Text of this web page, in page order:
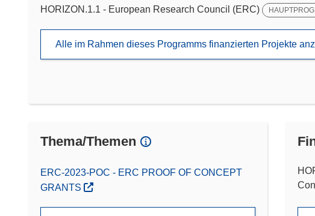
HORIZON.1.1 - European Research Council (ERC)
Alle im Rahmen dieses Programms finanzierten Projekte
Thema/Themen
ERC-2023-POC - ERC PROOF OF CONCEPT
GRANTS